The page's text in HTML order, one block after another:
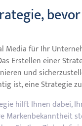
Media für Ihr
Erstellen einer
und
ist, eine Strategie
hilft Ihnen dabei,
Markenbekanntheit